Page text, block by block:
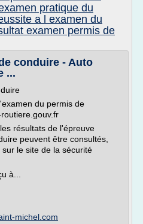
pratique du
a l examen du
examen permis de
conduire - Auto
...
du permis de
résultats de l'épreuve
peuvent être consultés,
le site de la sécurité
à...
michel.com